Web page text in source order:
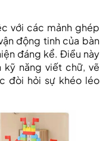
với các mảnh ghép
động tinh của bàn
đáng kể. Điều này
năng viết chữ, vẽ
đòi hỏi sự khéo léo